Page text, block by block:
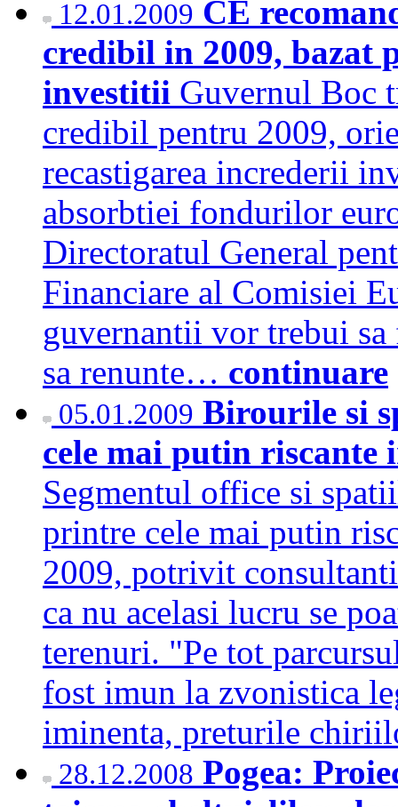
12.01.2009 CE
credibil in 2009, bazat
investitii Guvernul Boc
credibil pentru 2009,
recastigarea increderii
absorbtiei fondurilor
Directoratul General
Financiare al Comisiei
guvernantii vor trebui sa
sa renunte… continuare
05.01.2009 Birourile si
cele mai putin
Segmentul office si
printre cele mai putin
2009, potrivit
ca nu acelasi lucru se
terenuri. "Pe tot
fost imun la zvonistica
iminenta, preturile
28.12.2008 Pogea: